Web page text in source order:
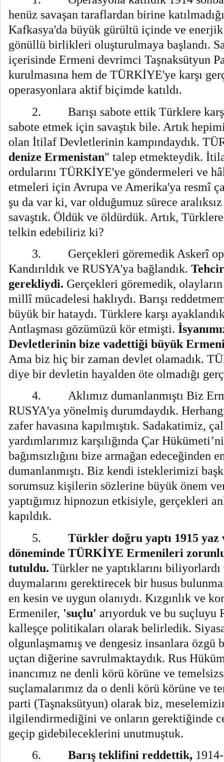
henüz savaşan taraflardan birine
Kafkasya'da büyük gürültü içinde ve
gönüllü birlikleri oluşturulmaya başlandı.
içerisinde Ermeni devrimci Taşnaksütyun
kurulmasına hem de TÜRKİYE'ye karşı
operasyonlara aktif biçimde katıldı.
2.
Barışı sabote ettik Türklere
sabote etmek için savaştık bile. Artık
olan İtilaf Devletlerinin kampındaydık.
denize Ermenistan" talep etmekteydik.
ordularını TÜRKİYE'ye göndermeleri ve
etmeleri için Avrupa ve Amerika'ya resmî
şu da var ki, var olduğumuz sürece
savaştık. Öldük ve öldürdük. Artık,
telkin edebiliriz ki?
3.
Gerçekleri göremedik Askerî
Kandırıldık ve RUSYA'ya bağlandık.
gerekliydi. Gerçekleri göremedik,
millî mücadelesi haklıydı. Barışı
büyük bir hataydı. Türklere karşı
Antlaşması gözümüzü kör etmişti.
Devletlerinin bize vadettiği büyük
Ama biz hiç bir zaman devlet olamadık.
diye bir devletin hayalden öte olmadığı
4.
Aklımız dumanlanmıştı Biz
RUSYA'ya yönelmiş durumdaydık.
zafer havasına kapılmıştık. Sadakatimiz,
yardımlarımız karşılığında Çar
bağımsızlığını bize armağan edeceğinden
dumanlanmıştı. Biz kendi isteklerimizi
sorumsuz kişilerin sözlerine büyük önem
yaptığımız hipnozun etkisiyle, gerçekleri
kapıldık.
5.
Türkler doğru yaptı 1915 yaz
döneminde TÜRKİYE Ermenileri
tutuldu. Türkler ne yaptıklarını
duymalarını gerektirecek bir husus
en kesin ve uygun olanıydı. Kızgınlık ve
Ermeniler, 'suçlu' arıyorduk ve bu suçluyu
kalleşçe politikaları olarak belirledik.
olgunlaşmamış ve dengesiz insanlara özgü
uçtan diğerine savrulmaktaydık. Rus
inancımız ne denli körü körüne ve
suçlamalarımız da o denli körü körüne ve
parti (Taşnaksütyun) olarak biz,
ilgilendirmediğini ve onların gerektiğinde
geçip gidebileceklerini unutmuştuk.
6.
Barış teklifini reddettik,